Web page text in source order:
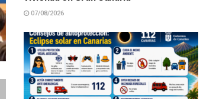
07/08/2026